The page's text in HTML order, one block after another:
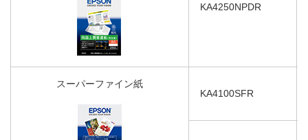
KA4250NPDR
スーパーファイン紙
KA4100SFR